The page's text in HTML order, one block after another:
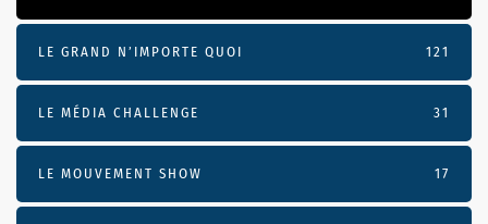
LE GRAND N’IMPORTE QUOI 121
LE MÉDIA CHALLENGE 31
LE MOUVEMENT SHOW 17